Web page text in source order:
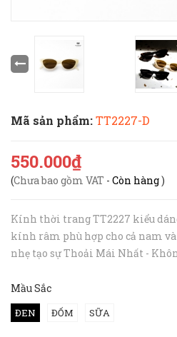
Mã sản phẩm:TT2227-D
550.000₫
(Chưa bao gồm VAT - Còn hàng)
Kính thời trang TT2227 kiểu
kính râm phù hợp cho cả nam
nhẹ tạo sự Thoải Mái Nhất -
màu. ​-...
Mầu Sắc
ĐEN ĐỐM SỮA